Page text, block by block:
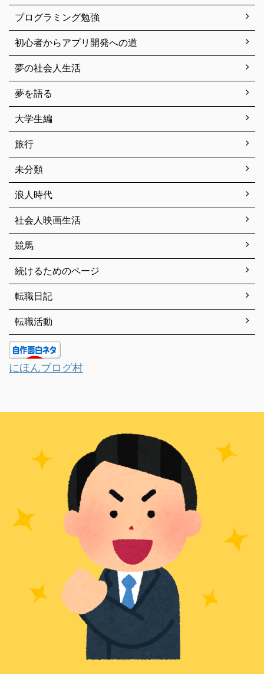
プログラミング勉強
初心者からアプリ開発への道
夢の社会人生活
夢を語る
大学生編
旅行
未分類
浪人時代
社会人映画生活
競馬
続けるためのページ
転職日記
転職活動
にほんブログ村